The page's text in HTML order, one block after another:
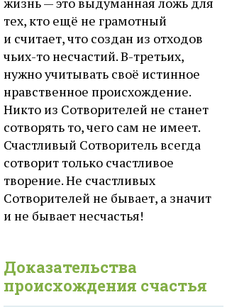
тех, кто ещё не грамотный
и считает, что создан из отходов
чьих-то несчастий. В-третьих,
нужно учитывать своё истинное
нравственное происхождение.
Никто из Сотворителей не станет
сотворять то, чего сам не имеет.
Счастливый Сотворитель всегда
сотворит только счастливое
творение. Не счастливых
Сотворителей не бывает, а значит
и не бывает несчастья!
Доказательства
происхождения счастья